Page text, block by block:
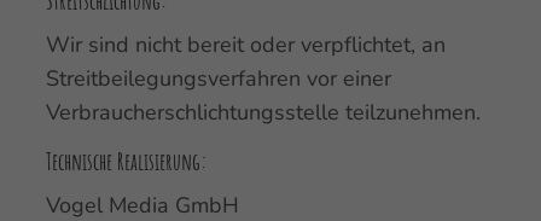
Wir sind nicht bereit oder verpflichtet, an
Streitbeilegungsverfahren vor einer
Verbraucherschlichtungsstelle teilzunehmen.
Technische Realisierung:
Vogel Media GmbH